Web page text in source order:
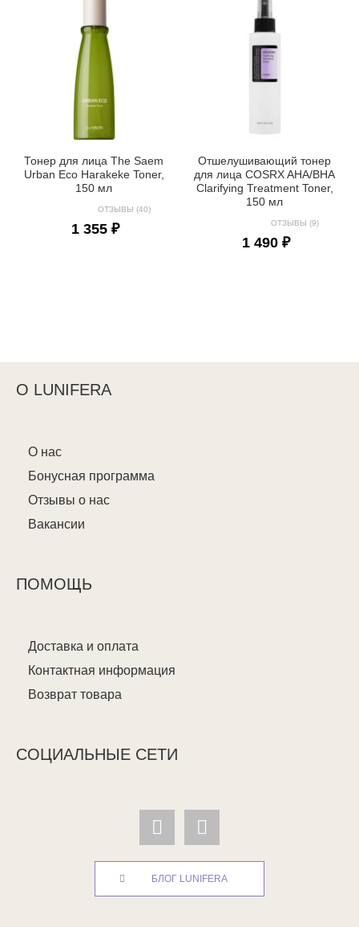
Тонер для лица The Saem
Urban Eco Harakeke Toner,
150 мл
ОТЗЫВЫ (40)
1 355 ₽
Отшелушивающий тонер
для лица COSRX AHA/BHA
Clarifying Treatment Toner,
150 мл
ОТЗЫВЫ (9)
1 490 ₽
О LUNIFERA
О нас
Бонусная программа
Отзывы о нас
Вакансии
ПОМОЩЬ
Доставка и оплата
Контактная информация
Возврат товара
СОЦИАЛЬНЫЕ СЕТИ
БЛОГ LUNIFERA